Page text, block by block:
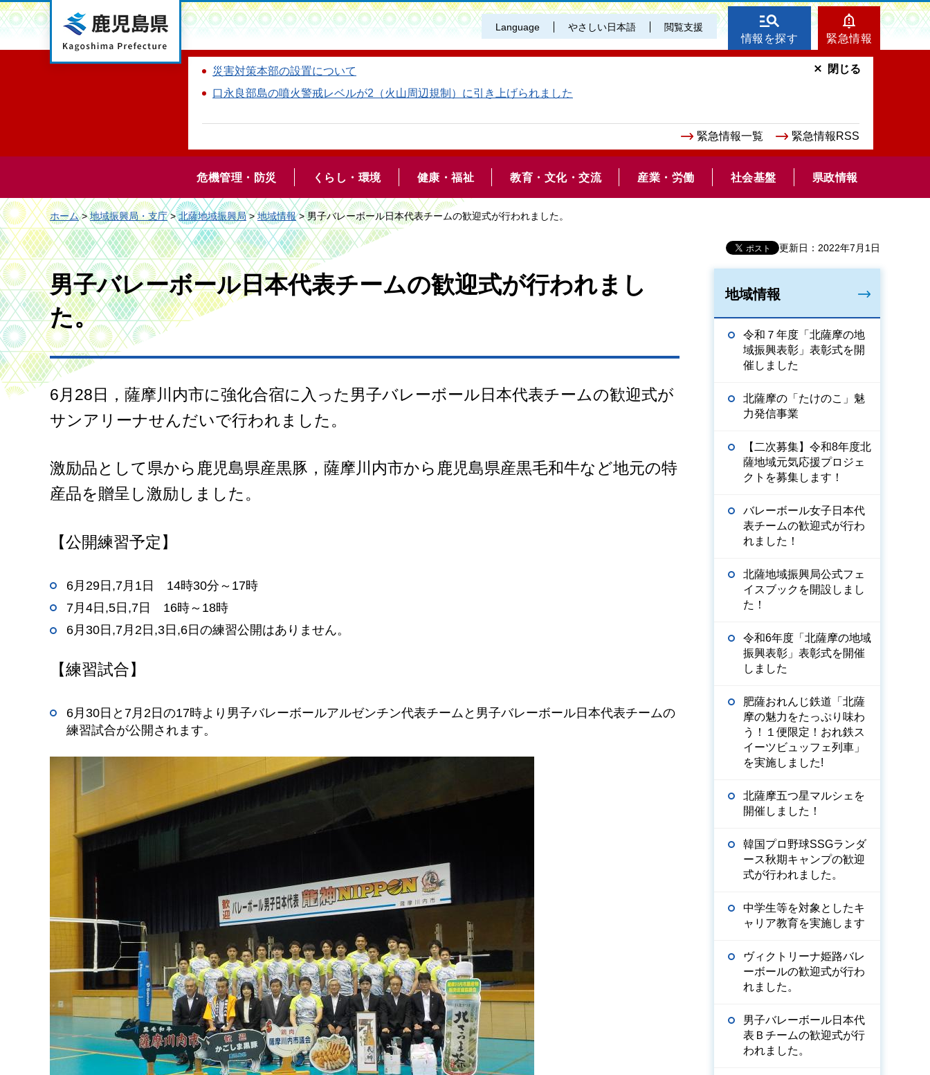
鹿児島県 Language やさしい日本語 閲覧支援
情報を探す 緊急情報
災害対策本部の設置について
口永良部島の噴火警戒レベルが2（火山周辺規制）に引き上げられました
緊急情報一覧 緊急情報RSS
閉じる
危機管理・防災 くらし・環境 健康・福祉 教育・文化・交流 産業・労働 社会基盤 県政情報
ホーム>地域振興局・支庁>北薩地域振興局>地域情報> 男子バレーボール日本代表チームの歓迎式が行われました。
更新日：2022年7月1日
男子バレーボール日本代表チームの歓迎式が行われまし
た。
6月28日，薩摩川内市に強化合宿に入った男子バレーボール日本代表チームの歓迎式が
サンアリーナせんだいで行われました。
激励品として県から鹿児島県産黒豚，薩摩川内市から鹿児島県産黒毛和牛など地元の特
産品を贈呈し激励しました。
【公開練習予定】
6月29日,7月1日 14時30分～17時
7月4日,5日,7日
16時～18時
6月30日,7月2日,3日,6日の練習公開はありません。
【練習試合】
6月30日と7月2日の17時より男子バレーボールアルゼンチン代表チームと男子バレーボール日本代表チームの
練習試合が公開されます。
地域情報
令和７年度「北薩摩の地
域振興表彰」表彰式を開
催しました
北薩摩の「たけのこ」魅
力発信事業
【二次募集】令和8年度北
薩地域元気応援プロジェ
クトを募集します！
バレーボール女子日本代
表チームの歓迎式が行わ
れました！
北薩地域振興局公式フェ
イスブックを開設しまし
た！
令和6年度「北薩摩の地域
振興表彰」表彰式を開催
しました
肥薩おれんじ鉄道「北薩
摩の魅力をたっぷり味わ
う！１便限定！おれ鉄ス
イーツビュッフェ列車」
を実施しました!
北薩摩五つ星マルシェを
開催しました！
韓国プロ野球SSGランダ
ース秋期キャンプの歓迎
式が行われました。
中学生等を対象としたキ
ャリア教育を実施します
ヴィクトリーナ姫路バレ
ーボールの歓迎式が行わ
れました。
男子バレーボール日本代
表Ｂチームの歓迎式が行
われました。